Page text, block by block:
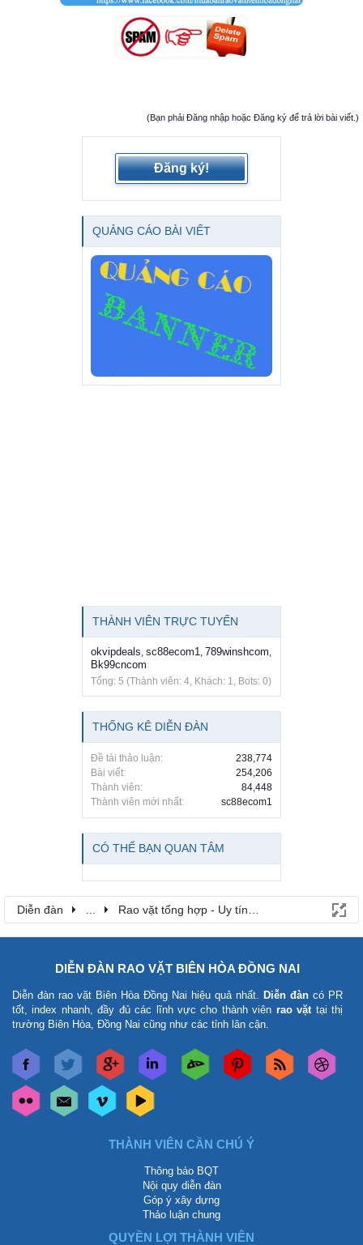
(Bạn phải Đăng nhập hoặc Đăng ký để trả lời bài viết.)
Đăng ký!
QUẢNG CÁO BÀI VIẾT
THÀNH VIÊN TRỰC TUYẾN
okvipdeals sc88ecom1 789winshcom
Bk99cncom
Tổng: 5 (Thành viên: 4, Khách: 1, Bots: 0)
THỐNG KÊ DIỄN ĐÀN
Đề tài thảo luận:
238,774
Bài viết:
254,206
Thành viên:
84,448
Thành viên mới nhất:
sc88ecom1
CÓ THỂ BẠN QUAN TÂM
Diễn đàn Rao vặt tổng hợp - Uy tín - Miễn phí
DIỄN ĐÀN RAO VẶT BIÊN HÒA ĐỒNG NAI
Diễn đàn rao vặt Biên Hòa Đồng Nai hiệu quả nhất. Diễn đàn có PR
tốt, index nhanh, đầy đủ các lĩnh vực cho thành viên rao vặt tại thị
trường Biên Hòa, Đồng Nai cũng như các tỉnh lân cận.
THÀNH VIÊN CẦN CHÚ Ý
Thông báo BQT
Nội quy diễn đàn
Góp ý xây dựng
Thảo luận chung
QUYỀN LỢI THÀNH VIÊN